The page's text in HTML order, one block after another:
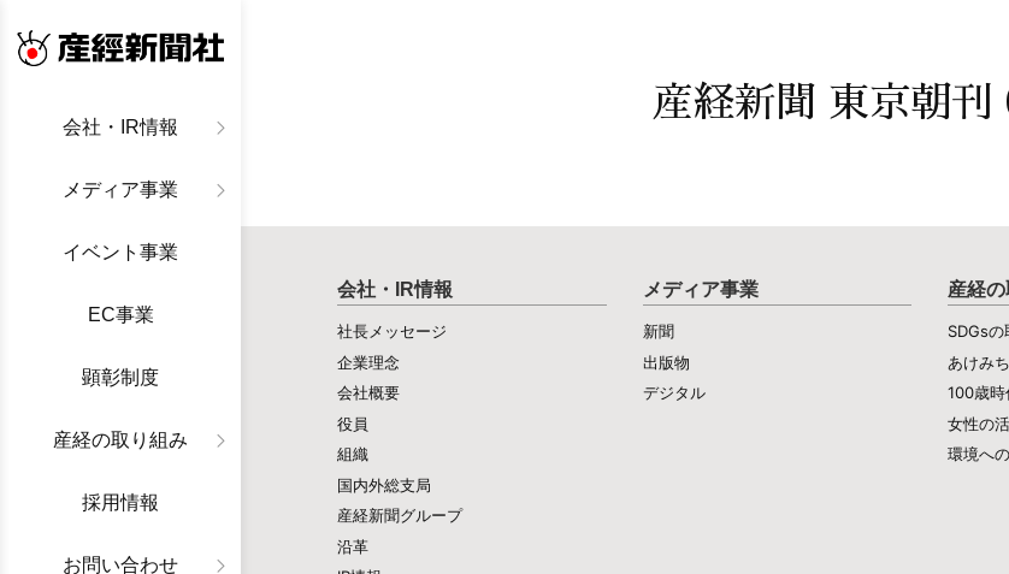
会社・IR情報
メディア事業
イベント事業
EC事業
顕彰制度
産経の取り組み
採用情報
お問い合わせ
産経新聞 東京朝
会社・IR情報
社長メッセージ
企業理念
会社概要
役員
組織
国内外総支局
産経新聞グループ
沿革
メディア事業
新聞
出版物
デジタル
産経
SDGs
あけみ
100歳時
女性の
環境へ